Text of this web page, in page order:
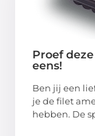
Proef
eens!
Ben jij een
je de filet
hebben. De